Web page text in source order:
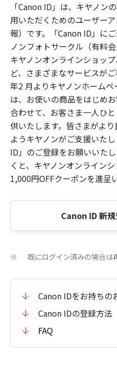
「Canon ID」は、キヤノン
用いただくためのユーザー
報）です。「Canon ID」に
ノンフォトサークル（有料
キヤノンオンラインショッ
ど、さまざまなサービスが
年2 月よりキヤノンホーム
は、お使いの商品をはじめ
合わせて、お客さま一人ひ
供いたします。皆さまがよ
ようキヤノンがご支援いた
ID」のご登録をお願いいた
くと、キヤノンオンライン
1,000円OFFクーポンを進呈
Canon ID 新
※ 既にログイン済みの場合は
Canon IDをお持ちの
Canon IDの登録方法
FAQ